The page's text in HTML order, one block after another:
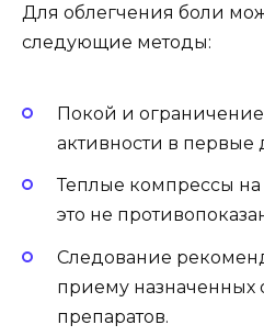
Для облегчения боли
следующие методы:
Покой и
активности в
Теплые компрессы на
это не
Следование
приему
препаратов.